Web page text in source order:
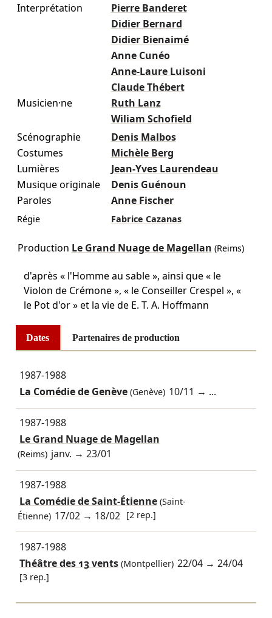
Interprétation
Pierre Banderet
Didier Bernard
Didier Bienaimé
Anne Cunéo
Anne-Laure Luisoni
Claude Thébert
Musicien·ne
Ruth Lanz
Wiliam Schofield
Scénographie
Denis Malbos
Costumes
Michèle Berg
Lumières
Jean-Yves Laurendeau
Musique originale
Denis Guénoun
Paroles
Anne Fischer
Régie Fabrice Cazanas
Production Le Grand Nuage de Magellan (Reims)
d'après « l'Homme au sable », ainsi que « le
Violon de Crémone », « le Conseiller Crespel », «
le Pot d'or » et la vie de E. T. A. Hoffmann
Dates Partenaires de production
1987-1988
La Comédie de Genève(Genève) 10/11 → ...
1987-1988
Le Grand Nuage de Magellan
(Reims) janv. →23/01
1987-1988
La Comédie de Saint-Étienne(Saint-
Étienne) 17/02 → 18/02 [2 rep.]
1987-1988
Théâtre des 13 vents(Montpellier) 22/04 →24/04
[3 rep.]